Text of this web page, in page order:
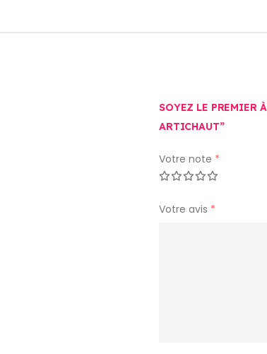
SOYEZ LE PREMIER
ARTICHAUT”
Votre note *
Votre avis *